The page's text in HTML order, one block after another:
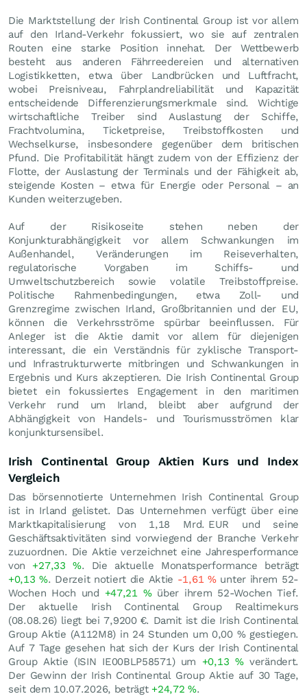
Die Marktstellung der Irish Continental Group ist vor allem
auf den Irland-Verkehr fokussiert, wo sie auf zentralen
Routen eine starke Position innehat. Der Wettbewerb
besteht aus anderen Fährreedereien und alternativen
Logistikketten, etwa über Landbrücken und Luftfracht,
wobei Preisniveau, Fahrplandreliabilität und Kapazität
entscheidende Differenzierungsmerkmale sind. Wichtige
wirtschaftliche Treiber sind Auslastung der Schiffe,
Frachtvolumina, Ticketpreise, Treibstoffkosten und
Wechselkurse, insbesondere gegenüber dem britischen
Pfund. Die Profitabilität hängt zudem von der Effizienz der
Flotte, der Auslastung der Terminals und der Fähigkeit ab,
steigende Kosten – etwa für Energie oder Personal – an
Kunden weiterzugeben.
Auf der Risikoseite stehen neben der
Konjunkturabhängigkeit vor allem Schwankungen im
Außenhandel, Veränderungen im Reiseverhalten,
regulatorische Vorgaben im Schiffs- und
Umweltschutzbereich sowie volatile Treibstoffpreise.
Politische Rahmenbedingungen, etwa Zoll- und
Grenzregime zwischen Irland, Großbritannien und der EU,
können die Verkehrsströme spürbar beeinflussen. Für
Anleger ist die Aktie damit vor allem für diejenigen
interessant, die ein Verständnis für zyklische Transport-
und Infrastrukturwerte mitbringen und Schwankungen in
Ergebnis und Kurs akzeptieren. Die Irish Continental Group
bietet ein fokussiertes Engagement in den maritimen
Verkehr rund um Irland, bleibt aber aufgrund der
Abhängigkeit von Handels- und Tourismusströmen klar
konjunktursensibel.
Irish Continental Group Aktien Kurs und Index
Vergleich
Das börsennotierte Unternehmen Irish Continental Group
ist in Irland gelistet. Das Unternehmen verfügt über eine
Marktkapitalisierung von 1,18 Mrd. EUR und seine
Geschäftsaktivitäten sind vorwiegend der Branche Verkehr
zuzuordnen. Die Aktie verzeichnet eine Jahresperformance
von +27,33 %. Die aktuelle Monatsperformance beträgt
+0,13%. Derzeit notiert die Aktie -1,61 %unter ihrem 52-
Wochen Hoch und +47,21 %über ihrem 52-Wochen Tief.
Der aktuelle Irish Continental Group Realtimekurs
(08.08.26) liegt bei 7,9200 €. Damit ist die Irish Continental
Group Aktie (A112M8) in 24 Stunden um 0,00 %gestiegen.
Auf 7 Tage gesehen hat sich der Kurs der Irish Continental
Group Aktie (ISIN IE00BLP58571) um +0,13 %verändert.
Der Gewinn der Irish Continental Group Aktie auf 30 Tage,
seit dem 10.07.2026, beträgt +24,72%.